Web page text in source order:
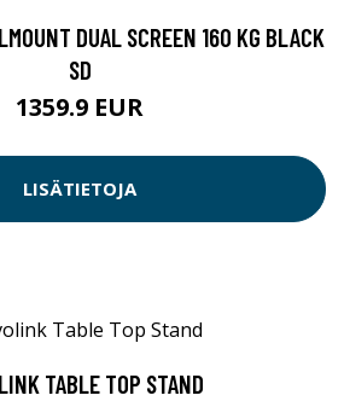
DUAL SCREEN 160 KG BLACK
SD
1359.9 EUR
LISÄTIETOJA
TABLE TOP STAND